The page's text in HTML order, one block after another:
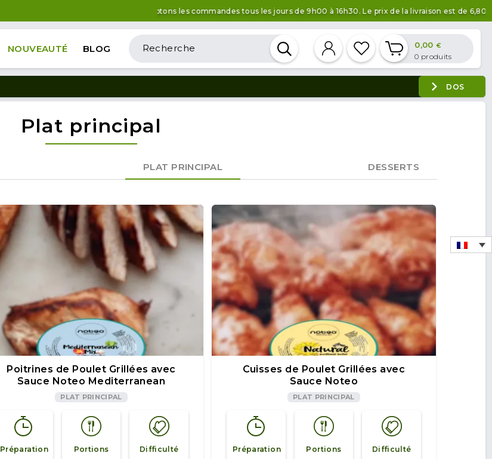
Nous acceptons les commandes tous les jours de 9h00 à 16h30. Le prix de la livraison est de 6,80 €
NOUVEAUTÉ BLOG 0,00€
0 produits
DOS
Plat principal
PLAT PRINCIPAL DESSERTS
Poitrines de Poulet Grillées avec
Sauce Noteo Mediterranean
PLAT PRINCIPAL
Préparation Portions Difficulté
Cuisses de Poulet Grillées avec
Sauce Noteo
PLAT PRINCIPAL
Préparation Portions Difficulté